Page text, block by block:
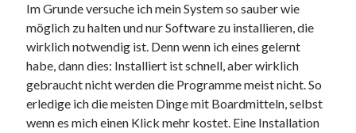
Neueste Beiträge
Arduino und BME 280
13. Januar 2019
Minecraft-Server
25. November 2018
Leben 2.0 Reloaded (?)
18. November 2018
Im Grunde versuche ich mein System so sauber wie
möglich zu halten und nur Software zu installieren, die
wirklich notwendig ist. Denn wenn ich eines gelernt
habe, dann dies: Installiert ist schnell, aber wirklich
gebraucht nicht werden die Programme meist nicht. So
erledige ich die meisten Dinge mit Boardmitteln, selbst
wenn es mich einen Klick mehr kostet. Eine Installation